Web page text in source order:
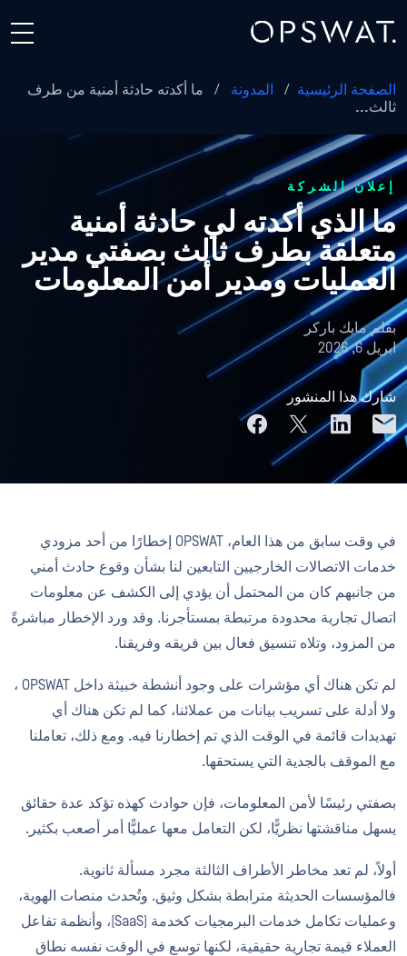
الصفحة الرئيسية / المدونة /
ما أكدته حادثة أمنية من طرف
ثالث...
إعلان الشركة
ما الذي أكدته لي حادثة أمنية
متعلقة بطرف ثالث بصفتي مدير
العمليات ومدير أمن المعلومات
بقلممايك باركر
ابريل 6, 2026
شارك هذا المنشور
في وقت سابق من هذا العام، OPSWAT إخطارًا من أحد مزودي
خدمات الاتصالات الخارجيين التابعين لنا بشأن وقوع حادث أمني
من جانبهم كان من المحتمل أن يؤدي إلى الكشف عن معلومات
اتصال تجارية محدودة مرتبطة بمستأجرنا. وقد ورد الإخطار مباشرةً
من المزود، وتلاه تنسيق فعال بين فريقه وفريقنا.
لم تكن هناك أي مؤشرات على وجود أنشطة خبيثة داخل OPSWAT ،
ولا أدلة على تسريب بيانات من عملائنا، كما لم تكن هناك أي
تهديدات قائمة في الوقت الذي تم إخطارنا فيه. ومع ذلك، تعاملنا
مع الموقف بالجدية التي يستحقها.
بصفتي رئيسًا لأمن المعلومات، فإن حوادث كهذه تؤكد عدة حقائق
يسهل مناقشتها نظريًّا، لكن التعامل معها عمليًّا أمر أصعب بكثير.
أولاً، لم تعد مخاطر الأطراف الثالثة مجرد مسألة ثانوية.
فالمؤسسات الحديثة مترابطة بشكل وثيق. وتُحدث منصات الهوية،
وعمليات تكامل خدمات البرمجيات كخدمة (SaaS)، وأنظمة تفاعل
العملاء قيمة تجارية حقيقية، لكنها توسع في الوقت نفسه نطاق